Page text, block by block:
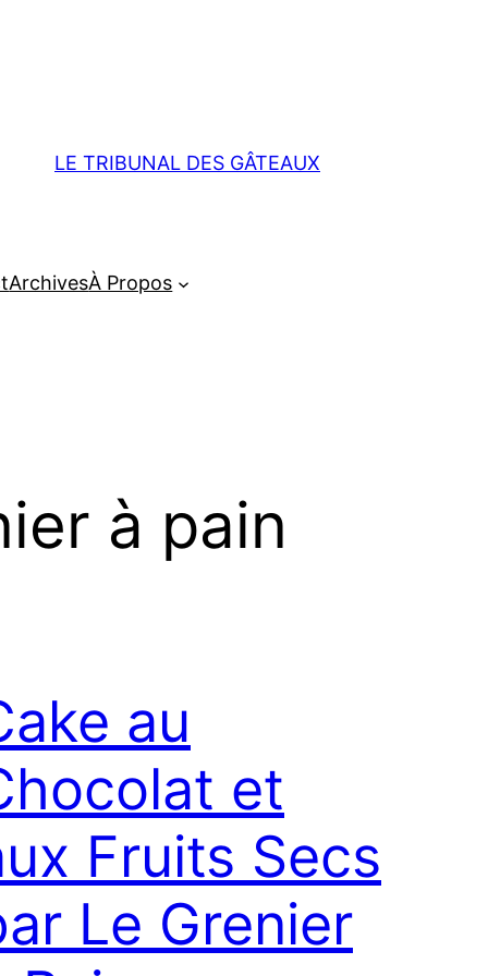
LE TRIBUNAL DES GÂTEAUX
ArchivesÀ Propos
à pain
au
et
Fruits Secs
Le Grenier